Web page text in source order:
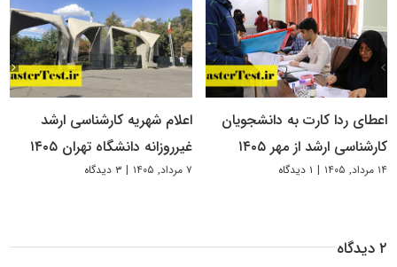
اعطای ردا کارت به دانشجویان
کارشناسی ارشد از مهر ۱۴۰۵
۱۴ مرداد, ۱۴۰۵ | ۱ دیدگاه
اعلام شهریه کارشناسی ارشد
غیرروزانه دانشگاه تهران ۱۴۰۵
۷ مرداد, ۱۴۰۵ | ۳ دیدگاه
۲ دیدگاه